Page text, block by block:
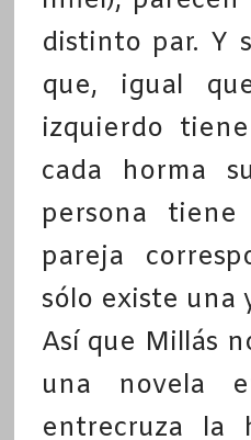
distinto par. Y
que, igual
izquierdo
cada horma
persona
pareja
sólo existe una
Así que Millás
una novela
entrecruza la